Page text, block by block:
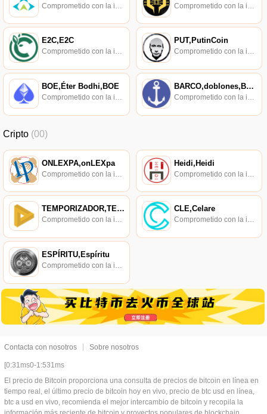
E2C,E2C
Comprometido con la investigación de políticas en los campos de las nuevas finanzas, las finanzas internacionales y los mercados financieros.
PUT,PutinCoin
Comprometido con la investigación de políticas en los campos de las nuevas finanzas, las finanzas internacionales y los mercados financieros.
BOE,Éter Bodhi,BOE
Comprometido con la investigación de políticas en los campos de las nuevas finanzas, las finanzas internacionales y los mercados financieros.
BARCO,doblones,BARCO
Comprometido con la investigación de políticas en los campos de las nuevas finanzas, las finanzas internacionales y los mercados financieros.
Cripto (00)
ONLEXPA,onLEXpa Heidi,Heidi
TEMPORIZADOR,TEMPORIZADOR
Comprometido con la investigación de políticas en los campos de las nuevas finanzas, las finanzas internacionales y los mercados financieros.
CLE,Celare
Comprometido con la investigación de políticas en los campos de las nuevas finanzas, las finanzas internacionales y los mercados financieros.
ESPÍRITU,Espíritu
Comprometido con la investigación de políticas en los campos de las nuevas finanzas, las finanzas internacionales y los mercados financieros.
Contacta con nosotros Sobre nosotros
[0:31ms0-1:531ms
El precio de Bitcoin proporciona una consulta de precios de bitcoin en línea en
tiempo real, el último precio de bitcoin hoy en vivo, precio de btc usd en línea,
btc a usd en vivo, recomienda el mejor intercambio de bitcoin y recopila la